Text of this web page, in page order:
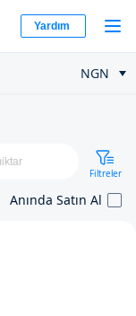
Yardım
NGN
Filtreler
Anında Satın Al